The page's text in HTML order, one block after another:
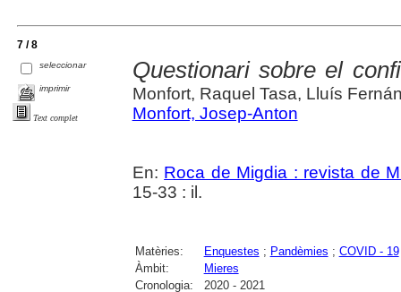
7 / 8
seleccionar
imprimir
Text complet
Questionari sobre el
Monfort, Raquel Tasa, Lluís
Monfort, Josep-Anton
En: Roca de Migdia : revista de
15-33 : il.
Matèries: Enquestes ; Pandèmies ; COVID - 19
Àmbit:
Mieres
Cronologia:
2020 - 2021